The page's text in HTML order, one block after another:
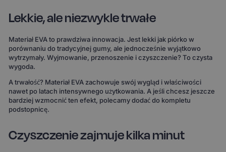
Lekkie, ale niezwykle trwałe
Materiał EVA to prawdziwa innowacja. Jest lekki jak piórko w
porównaniu do tradycyjnej gumy, ale jednocześnie wyjątkowo
wytrzymały. Wyjmowanie, przenoszenie i czyszczenie? To czysta
wygoda.
A trwałość? Materiał EVA zachowuje swój wygląd i właściwości
nawet po latach intensywnego użytkowania. A jeśli chcesz jeszcze
bardziej wzmocnić ten efekt, polecamy dodać do kompletu
podstopnicę.
Czyszczenie zajmuje kilka minut